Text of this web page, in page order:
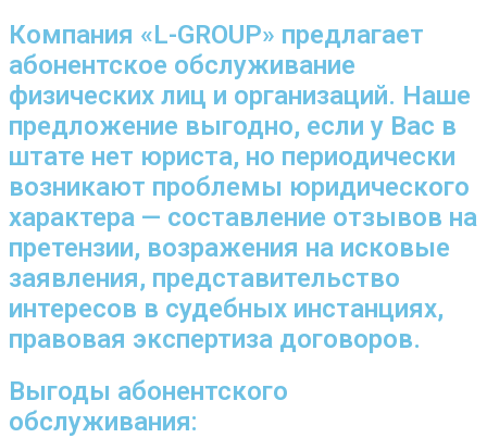
Компания «L-GROUP» предлагает
абонентское обслуживание
физических лиц и организаций. Наше
предложение выгодно, если у Вас в
штате нет юриста, но периодически
возникают проблемы юридического
характера — составление отзывов на
претензии, возражения на исковые
заявления, представительство
интересов в судебных инстанциях,
правовая экспертиза договоров.
Выгоды абонентского
обслуживания: